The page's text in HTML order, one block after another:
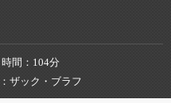
時間
104分
ザック・ブラフ